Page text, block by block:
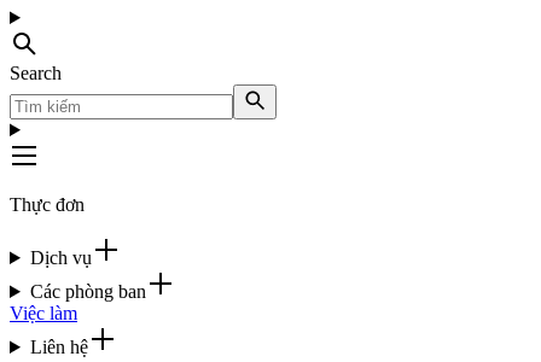
Search
Thực đơn
Dịch vụ
Các phòng ban
Việc làm
Liên hệ